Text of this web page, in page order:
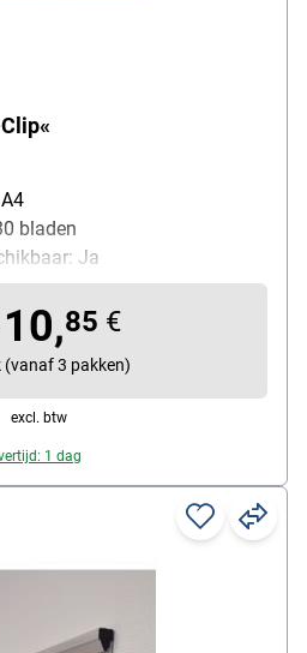
bladen
Ja
voor losse bladen,
klasseren
25 stuk(s)
10,85 €
(vanaf 3 pakken)
excl. btw
1 dag